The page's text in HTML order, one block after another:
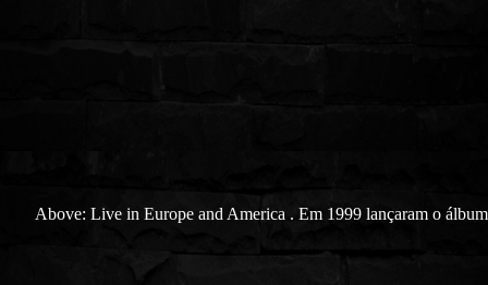
Above: Live in Europe and America . Em 1999 lançaram o álbum